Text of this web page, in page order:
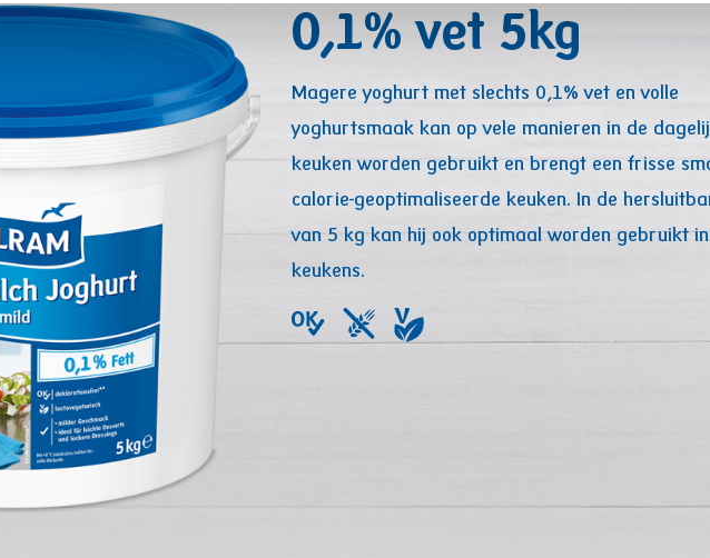
0,1% vet 5kg
Magere yoghurt met slechts 0,1% vet en volle
yoghurtsmaak kan op vele manieren in de
keuken worden gebruikt en brengt een frisse
calorie-geoptimaliseerde keuken. In de
van 5 kg kan hij ook optimaal worden gebruikt
keukens.
Image Image Image